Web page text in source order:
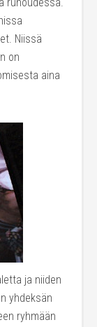
Niissä
on
aina
ja niiden
yhdeksän
ryhmään